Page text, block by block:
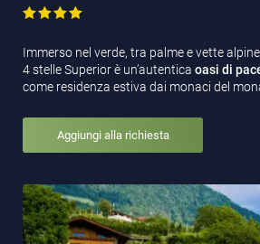
Immerso nel verde, tra palme e vette
4 stelle Superior è un’autentica oasi di
come residenza estiva dai monaci del
Aggiungi alla richiesta